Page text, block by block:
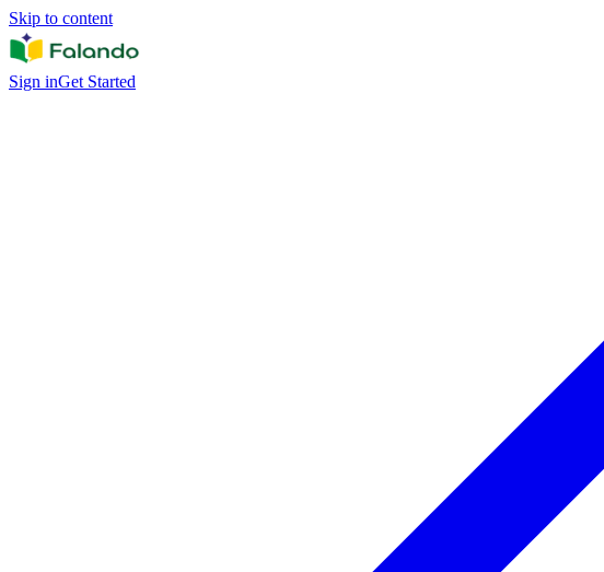
Skip to content
Sign inGet Started